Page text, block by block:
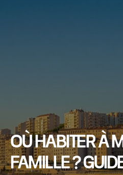
Où habiter à
famille ?